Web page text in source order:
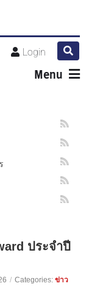
Login
Menu
ประจำปี
/ Categories: ข่าว